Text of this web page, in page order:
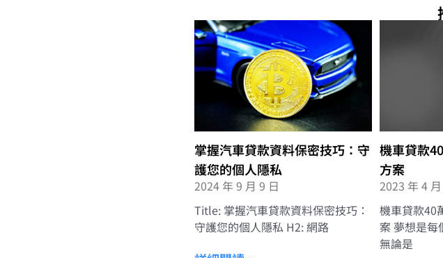
掌握汽車貸款資料保密技巧：守
護您的個人隱私
2024 年 9 月 9 日
Title: 掌握汽車貸款資料保密技巧：
守護您的個人隱私 H2: 網路
機車貸款
方案
2023 年 4
機車貸款40
案 夢想是每
無論是